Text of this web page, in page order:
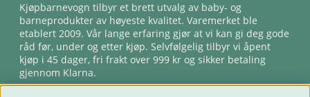
Kjøpbarnevogn tilbyr et brett utvalg av baby- og
barneprodukter av høyeste kvalitet. Varemerket ble
etablert 2009. Vår lange erfaring gjør at vi kan gi deg gode
råd før, under og etter kjøp. Selvfølgelig tilbyr vi åpent
kjøp i 45 dager, fri frakt over 999 kr og sikker betaling
gjennom Klarna.